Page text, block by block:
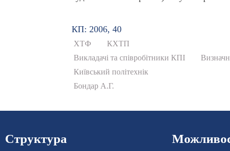
КП: 2006, 40
ХТФ
КХТП
Викладачі та співробітники КПІ
Київський політехнік
Бондар А.Г.
Структура